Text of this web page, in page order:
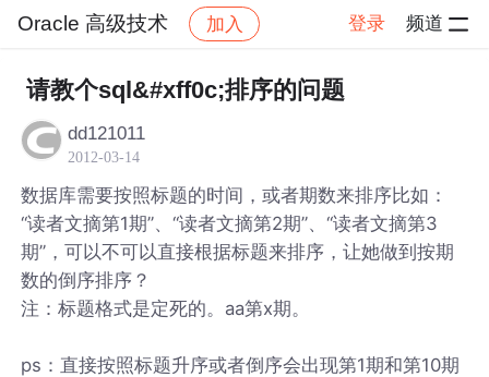
Oracle 高级技术 加入 登录 频道
社区 Oracle 高级技术 帖子详情
请教个sql&#xff0c;排序的问题
dd121011
2012-03-14
数据库需要按照标题的时间，或者期数来排序比如：
“读者文摘第1期”、“读者文摘第2期”、“读者文摘第3
期”，可以不可以直接根据标题来排序，让她做到按期
数的倒序排序？
注：标题格式是定死的。aa第x期。
ps：直接按照标题升序或者倒序会出现第1期和第10期